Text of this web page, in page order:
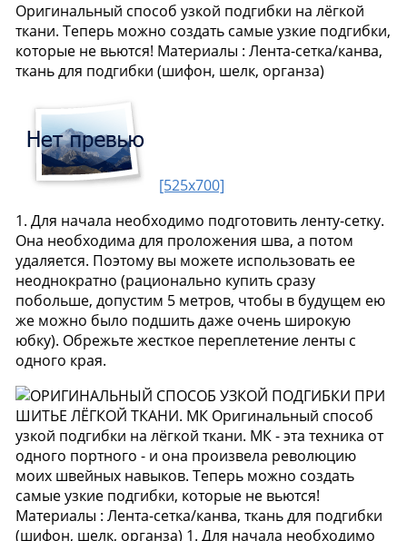
Оригинальный способ узкой подгибки на лёгкой
ткани. Теперь можно создать самые узкие подгибки,
которые не вьются! Материалы : Лента-сетка/канва,
ткань для подгибки (шифон, шелк, органза)
[525x700]
1. Для начала необходимо подготовить ленту-сетку.
Она необходима для проложения шва, а потом
удаляется. Поэтому вы можете использовать ее
неоднократно (рационально купить сразу
побольше, допустим 5 метров, чтобы в будущем ею
же можно было подшить даже очень широкую
юбку). Обрежьте жесткое переплетение ленты с
одного края.